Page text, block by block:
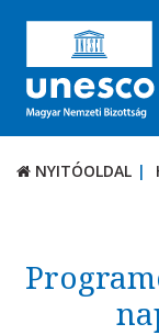
NYITÓOLDAL
TÉMÁK
NYITÓOLDAL